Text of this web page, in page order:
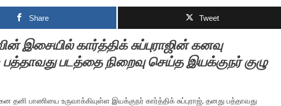
Share Tweet
இசையில் கார்த்திக் சுப்புராஜின் கனவு
படத்தை நிறைவு செய்த இயக்குநர் குழு
தனி பாணியை உருவாக்கியுள்ள இயக்குநர் கார்த்திக் சுப்புராஜ், தனது பத்தாவது